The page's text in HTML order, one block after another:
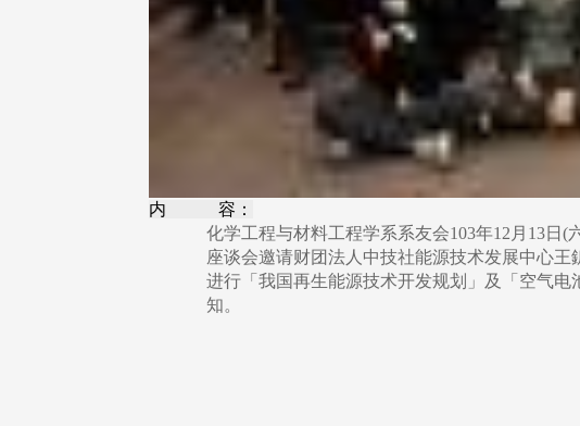
内 容：
化学工程与材料工程学系系友会103年12月13日
座谈会邀请财团法人中技社能源技术发展中心
进行「我国再生能源技术开发规划」及「空气
知。